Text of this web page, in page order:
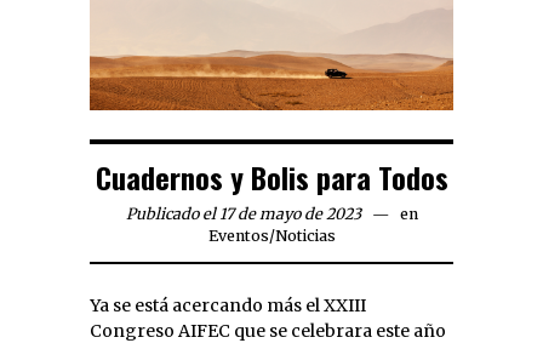
Cuadernos y Bolis para Todos
Publicado el 17 de mayo de 2023
en
Eventos/Noticias
Ya se está acercando más el XXIII
Congreso AIFEC que se celebrara este año